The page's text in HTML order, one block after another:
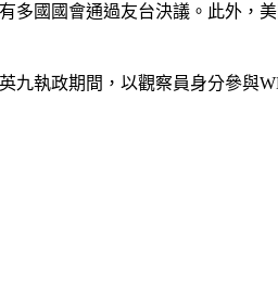
多國國會通過友台決議。此外
九執政期間，以觀察員身分參